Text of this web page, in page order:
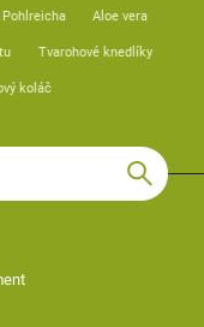
Aloe vera
Tvarohové knedlíky
koláč